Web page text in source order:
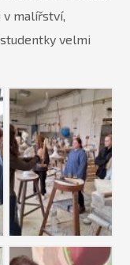
v malířství,
velmi